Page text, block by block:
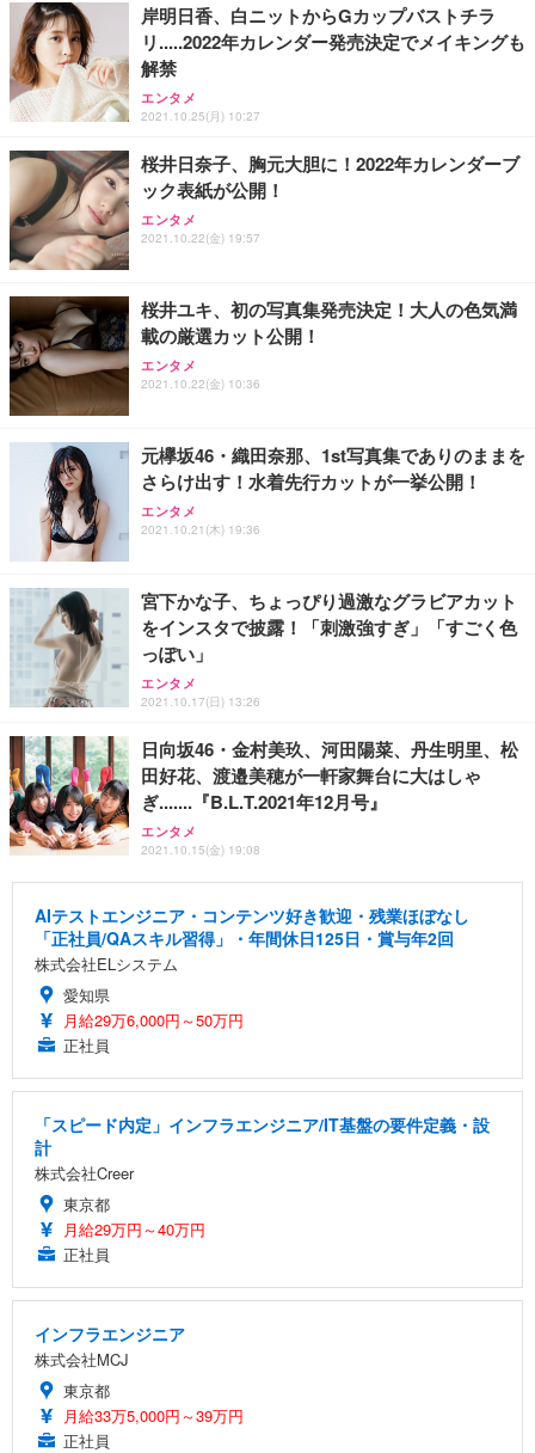
岸明日香、白ニットからGカップバストチラ
リ.....2022年カレンダー発売決定でメイキングも
解禁
エンタメ
2021.10.25(月) 10:27
桜井日奈子、胸元大胆に！2022年カレンダーブ
ック表紙が公開！
エンタメ
2021.10.22(金) 19:57
桜井ユキ、初の写真集発売決定！大人の色気満
載の厳選カット公開！
エンタメ
2021.10.22(金) 10:36
元欅坂46・織田奈那、1st写真集でありのままを
さらけ出す！水着先行カットが一挙公開！
エンタメ
2021.10.21(木) 19:36
宮下かな子、ちょっぴり過激なグラビアカット
をインスタで披露！「刺激強すぎ」「すごく色
っぽい」
エンタメ
2021.10.17(日) 13:26
日向坂46・金村美玖、河田陽菜、丹生明里、松
田好花、渡邉美穂が一軒家舞台に大はしゃ
ぎ.......『B.L.T.2021年12月号』
エンタメ
2021.10.15(金) 19:08
AIテストエンジニア・コンテンツ好き歓迎・残業ほぼなし
「正社員/QAスキル習得」・年間休日125日・賞与年2回
株式会社ELシステム
愛知県
月給29万6,000円～50万円
正社員
「スピード内定」インフラエンジニア/IT基盤の要件定義・設
計
株式会社Creer
東京都
月給29万円～40万円
正社員
インフラエンジニア
株式会社MCJ
東京都
月給33万5,000円～39万円
正社員